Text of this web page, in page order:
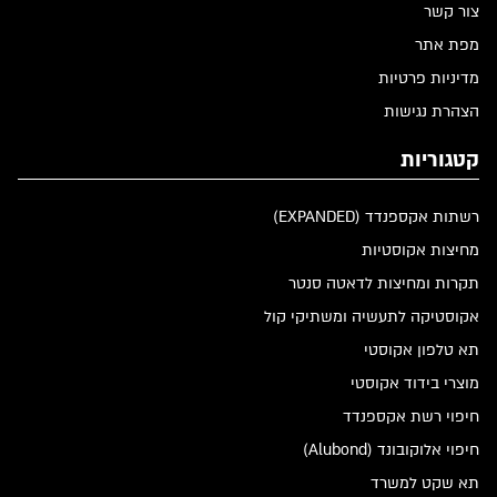
צור קשר
מפת אתר
מדיניות פרטיות
הצהרת נגישות
קטגוריות
רשתות אקספנדד (EXPANDED)
מחיצות אקוסטיות
תקרות ומחיצות לדאטה סנטר
אקוסטיקה לתעשיה ומשתיקי קול
תא טלפון אקוסטי
מוצרי בידוד אקוסטי
חיפוי רשת אקספנדד
חיפוי אלוקובונד (Alubond)
תא שקט למשרד